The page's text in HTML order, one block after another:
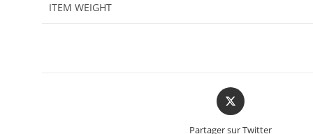
ITEM WEIGHT
Partager sur Twitter